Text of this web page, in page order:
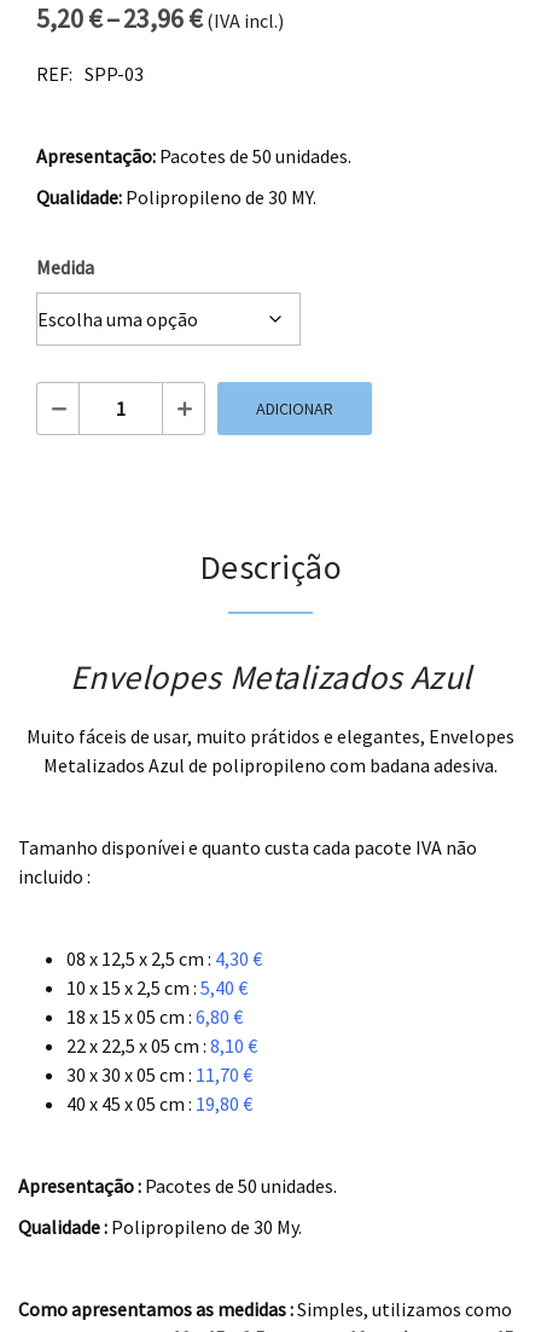
5,20€–23,96€
Price range: 5,20 € through
(IVA incl.)
REF: SPP-03
Apresentação: Pacotes de 50 unidades.
Qualidade: Polipropileno de 30 MY.
Medida
Quantidade de Envelopes Metalizados Azul
ADICIONAR
Descrição
Envelopes Metalizados Azul
Muito fáceis de usar, muito prátidos e elegantes, Envelopes
Metalizados Azul de polipropileno com badana adesiva.
Tamanho disponívei e quanto custa cada pacote IVA não
incluido :
08 x 12,5 x 2,5 cm : 4,30 €
10 x 15 x 2,5 cm : 5,40 €
18 x 15 x 05 cm : 6,80 €
22 x 22,5 x 05 cm : 8,10 €
30 x 30 x 05 cm : 11,70 €
40 x 45 x 05 cm : 19,80 €
Apresentação : Pacotes de 50 unidades.
Qualidade : Polipropileno de 30 My.
Como apresentamos as medidas :Simples, utilizamos como